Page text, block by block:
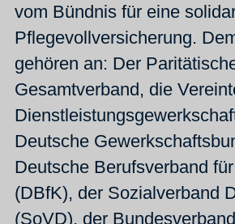
vom Bündnis für eine
Pflegevollversicherung.
gehören an: Der
Gesamtverband, die
Deutsche
Deutsche Berufsverband
(DBfK), der Sozialverband
(SoVD), der